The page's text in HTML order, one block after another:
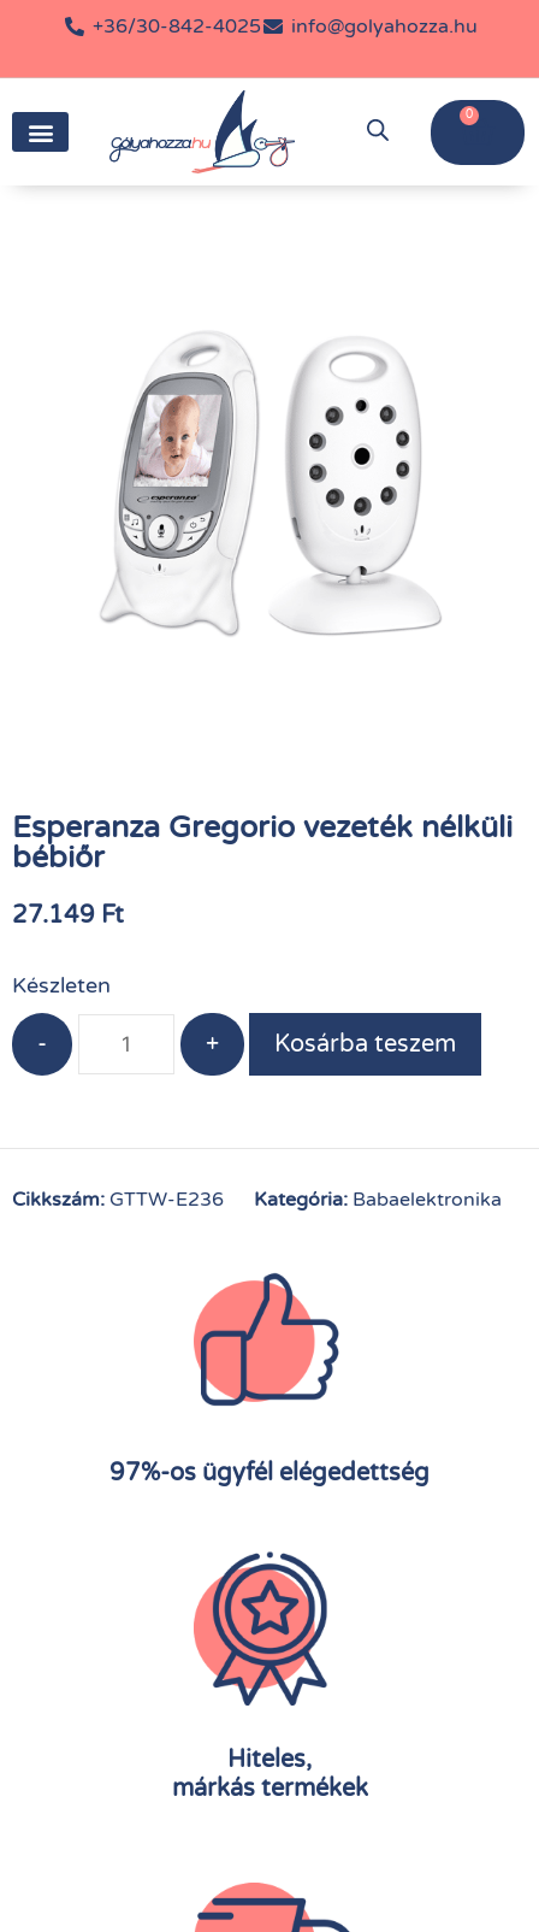
+36/30-842-4025 info@golyahozza.hu
0
Esperanza Gregorio vezeték nélküli
bébiőr
27.149 Ft
Készleten
- + Kosárba teszem
Cikkszám: GTTW-E236 Kategória: Babaelektronika
97%-os ügyfél elégedettség
Hiteles,
márkás termékek